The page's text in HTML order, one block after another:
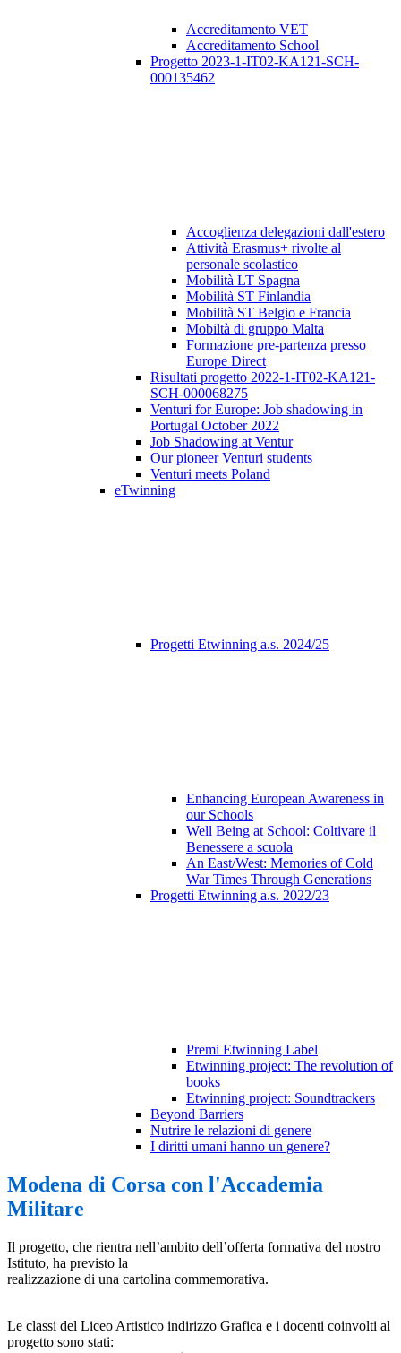
Accreditamento VET
Accreditamento School
Progetto 2023-1-IT02-KA121-SCH-
000135462
Accoglienza delegazioni dall'estero
Attività Erasmus+ rivolte al
personale scolastico
Mobilità LT Spagna
Mobilità ST Finlandia
Mobilità ST Belgio e Francia
Mobiltà di gruppo Malta
Formazione pre-partenza presso
Europe Direct
Risultati progetto 2022-1-IT02-KA121-
SCH-000068275
Venturi for Europe: Job shadowing in
Portugal October 2022
Job Shadowing at Ventur
Our pioneer Venturi students
Venturi meets Poland
eTwinning
Progetti Etwinning a.s. 2024/25
Enhancing European Awareness in
our Schools
Well Being at School: Coltivare il
Benessere a scuola
An East/West: Memories of Cold
War Times Through Generations
Progetti Etwinning a.s. 2022/23
Premi Etwinning Label
Etwinning project: The revolution of
books
Etwinning project: Soundtrackers
Beyond Barriers
Nutrire le relazioni di genere
I diritti umani hanno un genere?
Modena di Corsa con l'Accademia
Militare
Il progetto, che rientra nell’ambito dell’offerta formativa del nostro
Istituto, ha previsto la
realizzazione di una cartolina commemorativa.
Le classi del Liceo Artistico indirizzo Grafica e i docenti coinvolti al
progetto sono stati: